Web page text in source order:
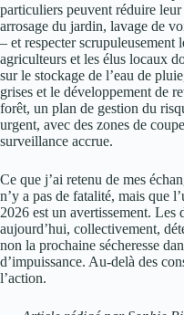
particuliers peuvent réduire
arrosage du jardin, lavage de
– et respecter scrupuleusement
agriculteurs et les élus locaux
sur le stockage de l’eau de
grises et le développement de
forêt, un plan de gestion du
urgent, avec des zones de
surveillance accrue.
Ce que j’ai retenu de mes
n’y a pas de fatalité, mais que
2026 est un avertissement. Les
aujourd’hui, collectivement,
non la prochaine sécheresse
d’impuissance. Au-delà des
l’action.